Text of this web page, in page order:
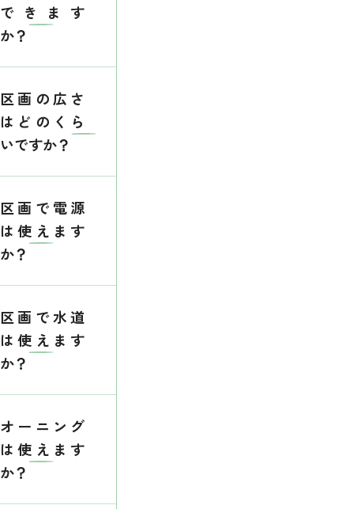
できます
か？
区画の広さ
はどのくら
いですか？
区画で電源
は使えます
か？
区画で水道
は使えます
か？
オーニング
は使えます
か？